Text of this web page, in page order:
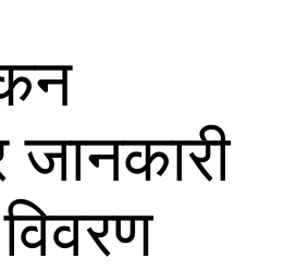
जानकारी